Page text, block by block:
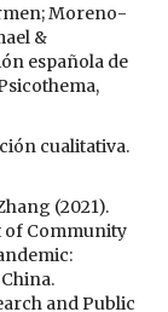
Moreno-
&
española de
cualitativa.
(2021).
of Community
and Public